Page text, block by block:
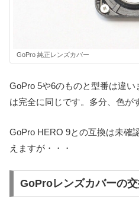
GoPro 純正レンズカバー
GoPro 5や6のものと型番は違
は完全に同じです。多分、色が
GoPro HERO 9との互換は未確
えますが・・・
GoProレンズカバーの